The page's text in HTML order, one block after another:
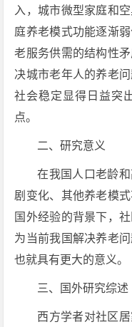
入，城市微型家庭和
庭养老模式功能逐渐
老服务供需的结构性
决城市老年人的养老
社会稳定显得日益突
点。
二、研究意义
在我国人口老龄
剧变化、其他养老模
国外经验的背景下，
为当前我国解决养老
也就具有更大的意义。
三、国外研究综述
西方学者对社区